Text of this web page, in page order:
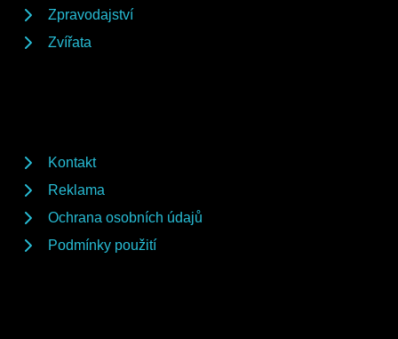
Zpravodajství
Zvířata
Kontakt
Reklama
Ochrana osobních údajů
Podmínky použití